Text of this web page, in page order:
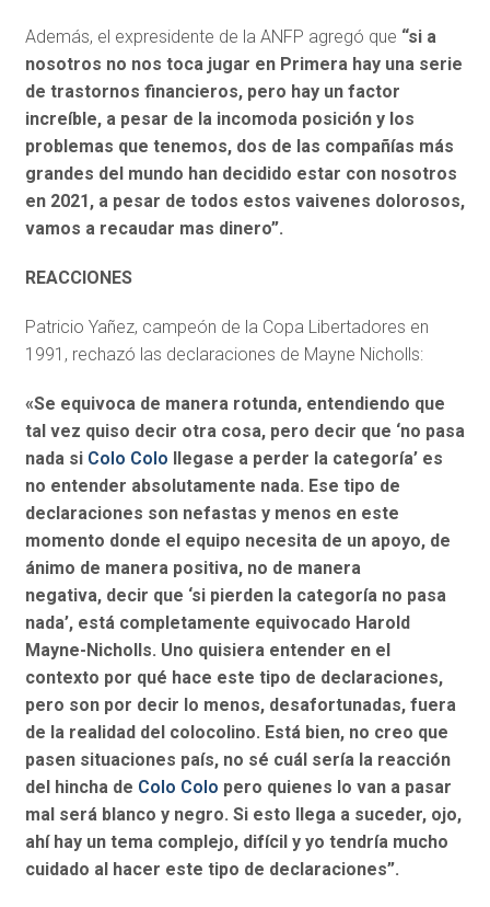
Además, el expresidente de la ANFP agregó que “si a
nosotros no nos toca jugar en Primera hay una serie
de trastornos financieros, pero hay un factor
increíble, a pesar de la incomoda posición y los
problemas que tenemos, dos de las compañías más
grandes del mundo han decidido estar con nosotros
en 2021, a pesar de todos estos vaivenes dolorosos,
vamos a recaudar mas dinero”.
REACCIONES
Patricio Yañez, campeón de la Copa Libertadores en
1991, rechazó las declaraciones de Mayne Nicholls:
«Se equivoca de manera rotunda, entendiendo que
tal vez quiso decir otra cosa, pero decir que ‘no pasa
nada si Colo Colo llegase a perder la categoría’ es
no entender absolutamente nada. Ese tipo de
declaraciones son nefastas y menos en este
momento donde el equipo necesita de un apoyo, de
ánimo de manera positiva, no de manera
negativa, decir que ‘si pierden la categoría no pasa
nada’, está completamente equivocado Harold
Mayne-Nicholls. Uno quisiera entender en el
contexto por qué hace este tipo de declaraciones,
pero son por decir lo menos, desafortunadas, fuera
de la realidad del colocolino. Está bien, no creo que
pasen situaciones país, no sé cuál sería la reacción
del hincha de Colo Colo pero quienes lo van a pasar
mal será blanco y negro. Si esto llega a suceder, ojo,
ahí hay un tema complejo, difícil y yo tendría mucho
cuidado al hacer este tipo de declaraciones”.